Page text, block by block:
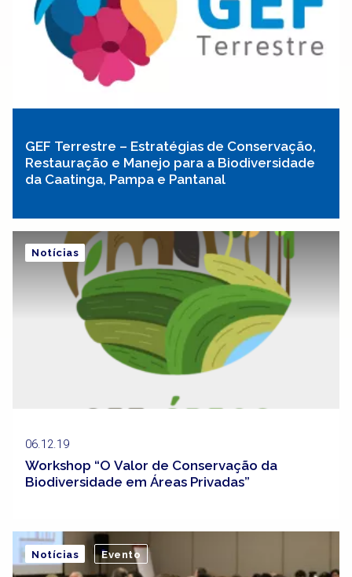
GEF Terrestre – Estratégias de Conservação,
Restauração e Manejo para a Biodiversidade
da Caatinga, Pampa e Pantanal
06.12.19
Workshop “O Valor de Conservação da
Biodiversidade em Áreas Privadas”
Notícias
Notícias Evento